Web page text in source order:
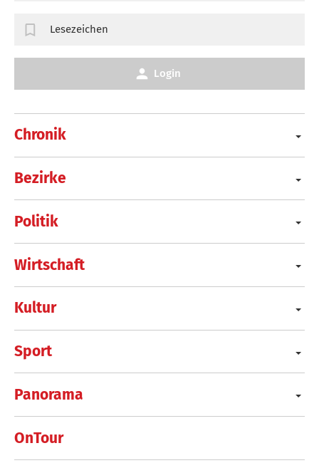
Chronik
Bezirke
Politik
Wirtschaft
Kultur
Sport
Panorama
OnTour
Lesezeichen
Login